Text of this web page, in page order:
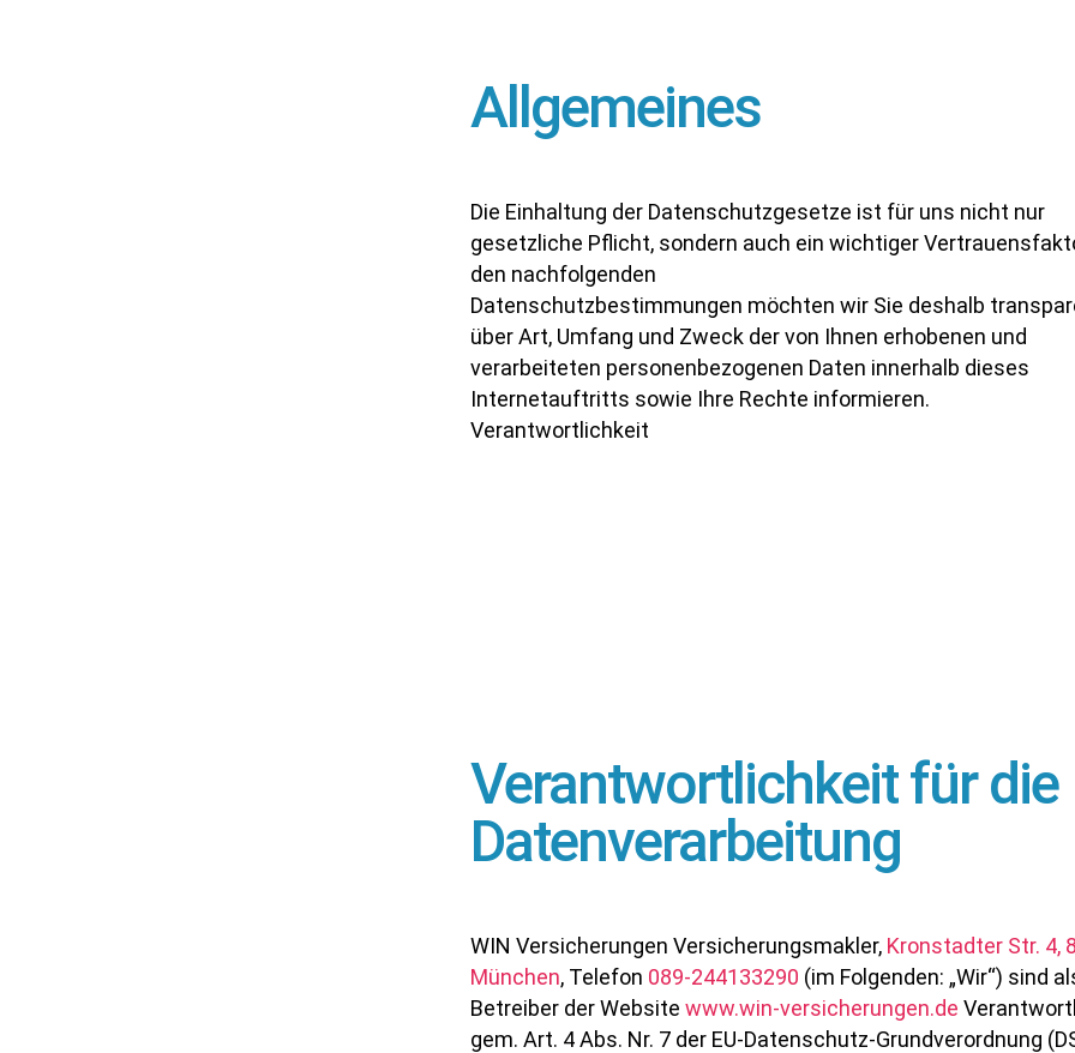
Allgemeines
Die Einhaltung der Datenschutzgesetze ist für uns nicht nur
gesetzliche Pflicht, sondern auch ein wichtiger
den nachfolgenden
Datenschutzbestimmungen möchten wir Sie deshalb
über Art, Umfang und Zweck der von Ihnen erhobenen und
verarbeiteten personenbezogenen Daten innerhalb dieses
Internetauftritts sowie Ihre Rechte informieren.
Verantwortlichkeit
Verantwortlichkeit für die
Datenverarbeitung
WIN Versicherungen Versicherungsmakler, Kronstadter Str. 4,
München, Telefon 089-244133290 (im Folgenden: „Wir“) sind
Betreiber der Website www.win-versicherungen.de
gem. Art. 4 Abs. Nr. 7 der EU-Datenschutz-Grundverordnung